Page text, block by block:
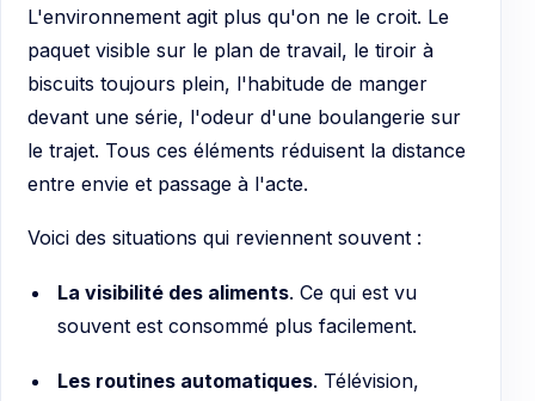
L'environnement agit plus qu'on ne le croit. Le
paquet visible sur le plan de travail, le tiroir à
biscuits toujours plein, l'habitude de manger
devant une série, l'odeur d'une boulangerie sur
le trajet. Tous ces éléments réduisent la distance
entre envie et passage à l'acte.
Voici des situations qui reviennent souvent :
La visibilité des aliments. Ce qui est vu
souvent est consommé plus facilement.
Les routines automatiques. Télévision,